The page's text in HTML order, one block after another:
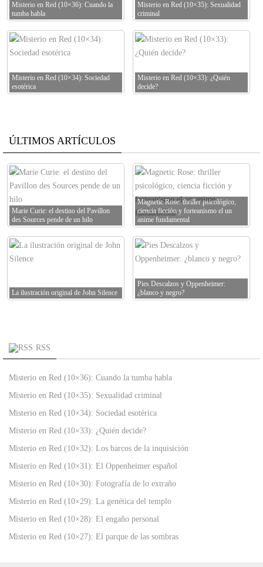
Misterio en Red (10×36): Cuando la
tumba habla
Misterio en Red (10×35): Sexualidad
criminal
Misterio en Red (10×34): Sociedad
esotérica
Misterio en Red (10×33): ¿Quién
decide?
ÚLTIMOS ARTÍCULOS
Marie Curie: el destino del Pavillon
des Sources pende de un hilo
Magnetic Rose: thriller psicológico,
ciencia ficción y forteanismo el un
anime fundamental
La ilustración original de John Silence
Pies Descalzos y Oppenheimer:
¿blanco y negro?
RSS
Misterio en Red (10×36): Cuando la tumba habla
Misterio en Red (10×35): Sexualidad criminal
Misterio en Red (10×34): Sociedad esotérica
Misterio en Red (10×33): ¿Quién decide?
Misterio en Red (10×32): Los barcos de la inquisición
Misterio en Red (10×31): El Oppenheimer español
Misterio en Red (10×30): Fotografía de lo extraño
Misterio en Red (10×29): La genética del templo
Misterio en Red (10×28): El engaño personal
Misterio en Red (10×27): El parque de las sombras